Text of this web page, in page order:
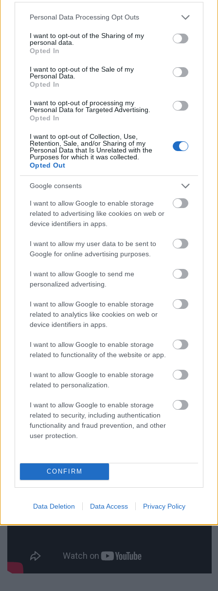
Please note that this website/app uses one or more Google
not limited to your visit or usage behaviour. You may click to
grant or deny consent to Google and its third-party tags to
use your data for below specified purposes in below Google
consent section.
Personal Data Processing Opt Outs
I want to opt-out of the Sharing of my
personal data.
Opted In
I want to opt-out of the Sale of my
Personal Data.
Opted In
I want to opt-out of processing my
Personal Data for Targeted Advertising.
Opted In
I want to opt-out of Collection, Use,
Retention, Sale, and/or Sharing of my
Personal Data that Is Unrelated with the
Purposes for which it was collected.
Opted Out
Google consents
I want to allow Google to enable storage
related to advertising like cookies on web or
device identifiers in apps.
I want to allow my user data to be sent to
Google for online advertising purposes.
I want to allow Google to send me
personalized advertising.
I want to allow Google to enable storage
related to analytics like cookies on web or
device identifiers in apps.
I want to allow Google to enable storage
related to functionality of the website or app.
I want to allow Google to enable storage
related to personalization.
I want to allow Google to enable storage
related to security, including authentication
functionality and fraud prevention, and other
user protection.
CONFIRM
Data Deletion Data Access Privacy Policy
fojtogató légkörével kínozza hallgatóját.
Zerosegy koncepció lemeznek is mondható, hiszen
az egész mögött felfedezhető átgondolt tematika.
de nem álltak össze egy egésszé, itt viszont az egész
album egy komplex alkotás. Nem lehet számokra
különösen jó lenne, mert itt a lemez teljese egésze az,
ami az igazi hatást gyakorolja a hallgatóra. Az
az egész történet belekerül egy keretbe, így válik egy
kerek egésszé, örvénylő masszává, amiből végtelenül
nehéz szabadulni. A Soft Moon egy intelligens
zenekar, úgy zúzzák szét az agyat, hogy közben a
testet is óriási energiák érik. A
őszinte, puritán album, amiből csak a számok közti
pár másodperces szünet ad esélyt arra, hogy levegőt
vegyél, aztán visszaránt a mélybe, a végén pedig
neked kell megválaszolnod a kérdést, utazol-e
idő előtt.